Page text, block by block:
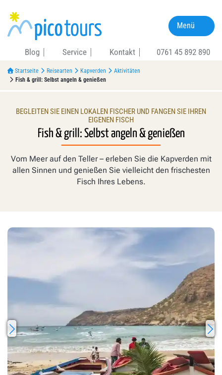
Blog Service Kontakt 0761 45 892 890
Menü
Startseite Reisearten Kapverden
Aktivitäten
Fish & grill: Selbst angeln & genießen
BEGLEITEN SIE EINEN LOKALEN FISCHER UND FANGEN SIE IHREN
EIGENEN FISCH
Fish & grill: Selbst angeln & genießen
Vom Meer auf den Teller – erleben Sie die Kapverden mit
allen Sinnen und genießen Sie vielleicht den frischesten
Fisch Ihres Lebens.